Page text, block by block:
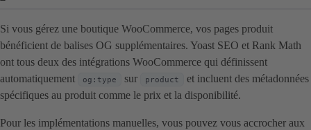
Si vous gérez une boutique WooCommerce, vos pages produit
bénéficient de balises OG supplémentaires. Yoast SEO et Rank Math
ont tous deux des intégrations WooCommerce qui définissent
automatiquement
og:type sur product
et incluent des métadonnées
spécifiques au produit comme le prix et la disponibilité.
Pour les implémentations manuelles, vous pouvez vous accrocher aux